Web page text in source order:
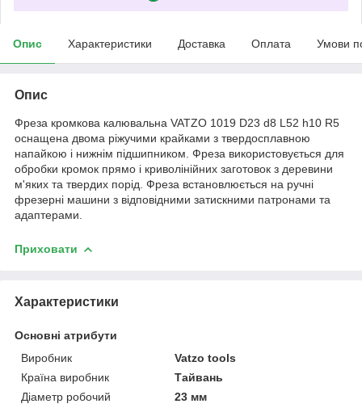
Опис Характеристики Доставка Оплата Умови
Опис
Фреза кромкова калювальна VATZO 1019 D23 d8 L52 h10 R5
оснащена двома ріжучими крайками з твердосплавною
напайкою і нижнім підшипником. Фреза використовується для
обробки кромок прямо і криволінійних заготовок з деревини
м'яких та твердих порід. Фреза встановлюється на ручні
фрезерні машини з відповідними затискними патронами та
адаптерами.
Приховати
Характеристики
Основні атрибути
Виробник
Vatzo tools
Країна виробник
Тайвань
Діаметр робочий
23 мм